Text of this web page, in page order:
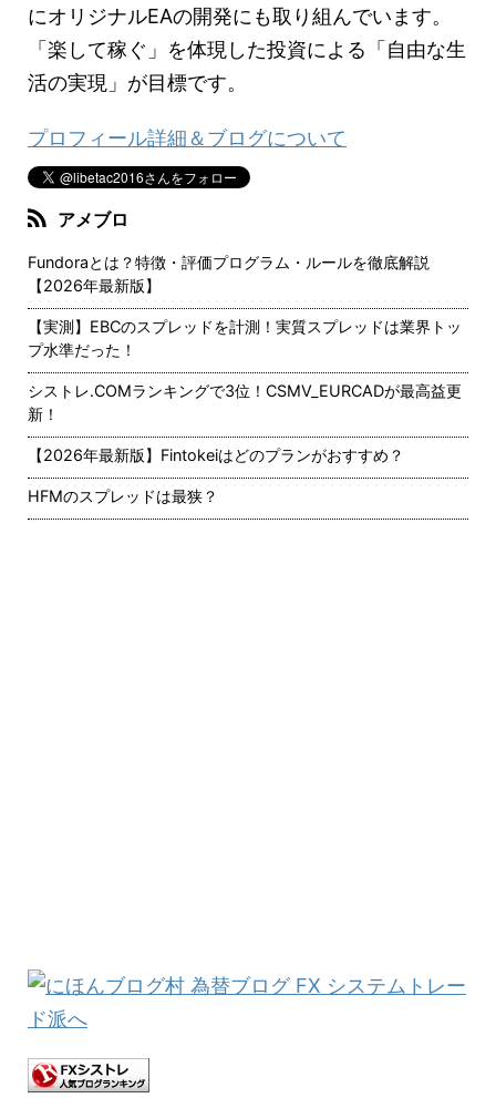
にオリジナルEAの開発にも取り組んでいます。
「楽して稼ぐ」を体現した投資による「自由な生
活の実現」が目標です。
プロフィール詳細＆ブログについて
アメブロ
Fundoraとは？特徴・評価プログラム・ルールを徹底解説
【2026年最新版】
【実測】EBCのスプレッドを計測！実質スプレッドは業界トッ
プ水準だった！
シストレ.COMランキングで3位！CSMV_EURCADが最高益更
新！
【2026年最新版】Fintokeiはどのプランがおすすめ？
HFMのスプレッドは最狭？